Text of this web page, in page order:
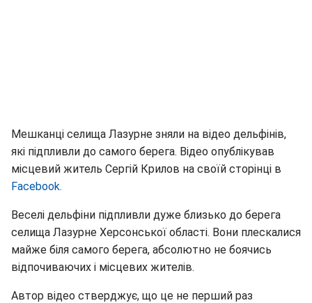
Мешканці селища Лазурне зняли на відео дельфінів,
які підпливли до самого берега. Відео опублікував
місцевий житель Сергій Крилов на своїй сторінці в
Facebook.
Веселі дельфіни підпливли дуже близько до берега
селища Лазурне Херсонської області. Вони плескалися
майже біля самого берега, абсолютно не боячись
відпочиваючих і місцевих жителів.
Автор відео стверджує, що це не перший раз